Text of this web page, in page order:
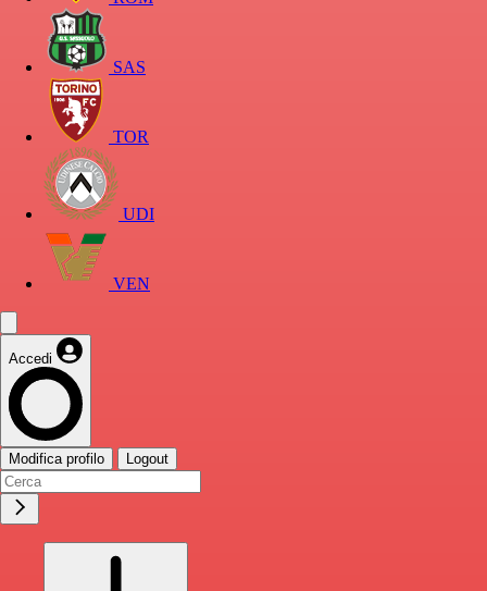
SAS
TOR
UDI
VEN
Accedi
Modifica profilo Logout